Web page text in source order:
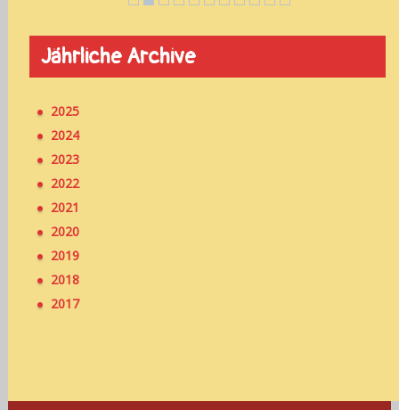
Jährliche Archive
2025
2024
2023
2022
2021
2020
2019
2018
2017